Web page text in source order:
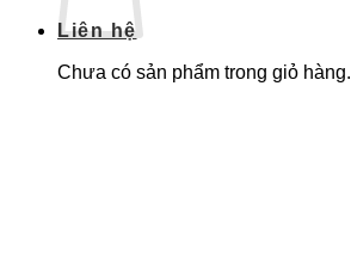
Chưa có sản phẩm trong giỏ hàng.
Liên hệ